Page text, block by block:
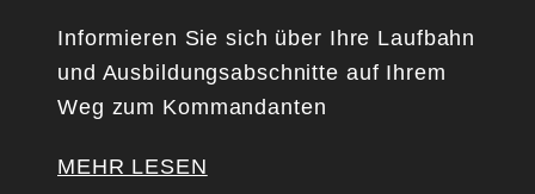
Informieren Sie sich über Ihre Laufbahn
und Ausbildungsabschnitte auf Ihrem
Weg zum Kommandanten
MEHR LESEN